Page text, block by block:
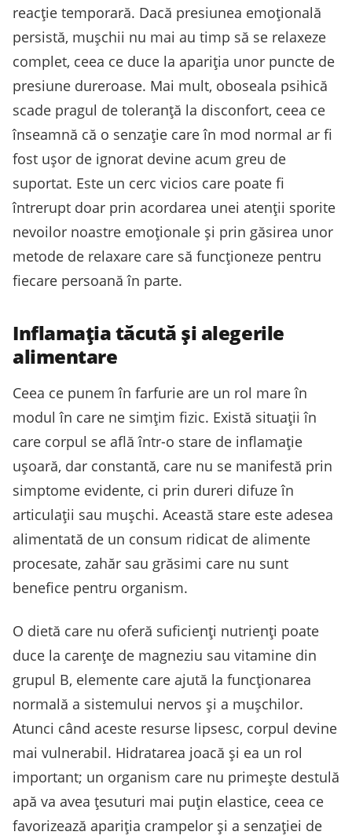
reacție temporară. Dacă presiunea emoțională
persistă, mușchii nu mai au timp să se relaxeze
complet, ceea ce duce la apariția unor puncte de
presiune dureroase. Mai mult, oboseala psihică
scade pragul de toleranță la disconfort, ceea ce
înseamnă că o senzație care în mod normal ar fi
fost ușor de ignorat devine acum greu de
suportat. Este un cerc vicios care poate fi
întrerupt doar prin acordarea unei atenții sporite
nevoilor noastre emoționale și prin găsirea unor
metode de relaxare care să funcționeze pentru
fiecare persoană în parte.
Inflamația tăcută și alegerile
alimentare
Ceea ce punem în farfurie are un rol mare în
modul în care ne simțim fizic. Există situații în
care corpul se află într-o stare de inflamație
ușoară, dar constantă, care nu se manifestă prin
simptome evidente, ci prin dureri difuze în
articulații sau mușchi. Această stare este adesea
alimentată de un consum ridicat de alimente
procesate, zahăr sau grăsimi care nu sunt
benefice pentru organism.
O dietă care nu oferă suficienți nutrienți poate
duce la carențe de magneziu sau vitamine din
grupul B, elemente care ajută la funcționarea
normală a sistemului nervos și a mușchilor.
Atunci când aceste resurse lipsesc, corpul devine
mai vulnerabil. Hidratarea joacă și ea un rol
important; un organism care nu primește destulă
apă va avea țesuturi mai puțin elastice, ceea ce
favorizează apariția crampelor și a senzației de